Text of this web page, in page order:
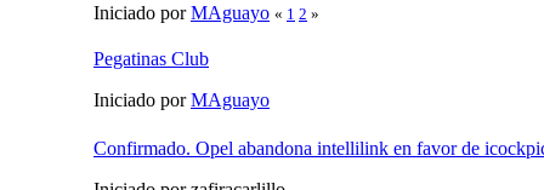
Iniciado porMAguayo « 1 2 »
Pegatinas Club
Iniciado porMAguayo
Confirmado. Opel abandona intellilink en favor de